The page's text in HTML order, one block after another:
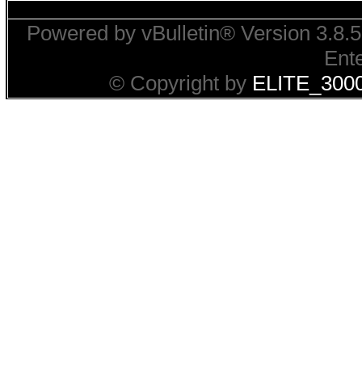
Powered by vBulletin® Version
© Copyright by